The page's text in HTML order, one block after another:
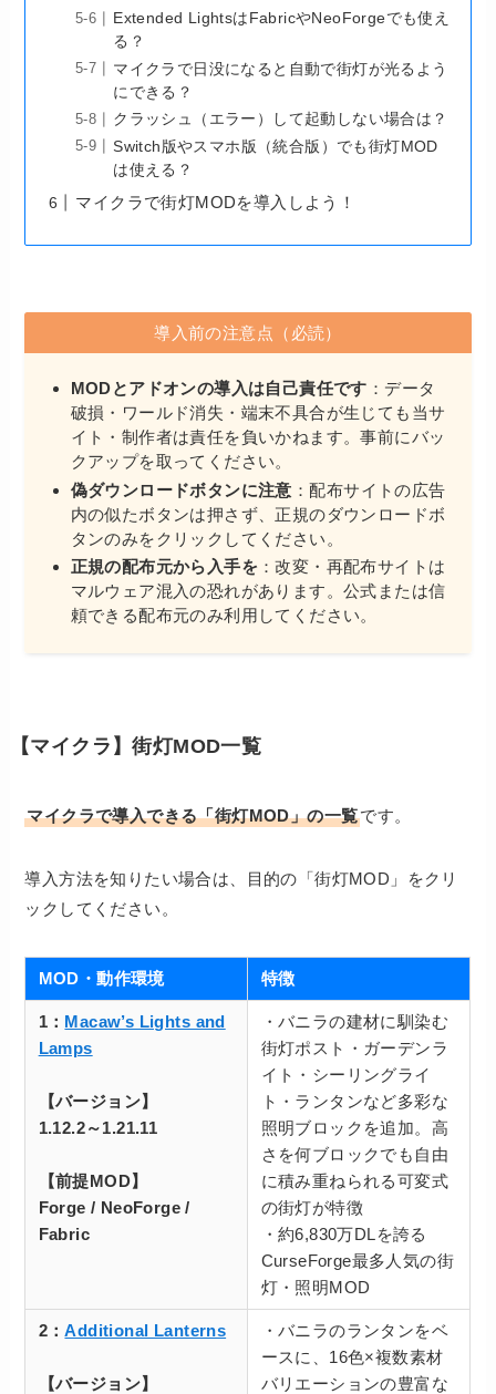
Extended LightsはFabricやNeoForgeでも使え
る？
マイクラで日没になると自動で街灯が光るよう
にできる？
クラッシュ（エラー）して起動しない場合は？
Switch版やスマホ版（統合版）でも街灯MOD
は使える？
マイクラで街灯MODを導入しよう！
導入前の注意点（必読）
MODとアドオンの導入は自己責任です ：データ
破損・ワールド消失・端末不具合が生じても当サ
イト・制作者は責任を負いかねます。事前にバッ
クアップを取ってください。
偽ダウンロードボタンに注意 ：配布サイトの広告
内の似たボタンは押さず、正規のダウンロードボ
タンのみをクリックしてください。
正規の配布元から入手を ：改変・再配布サイトは
マルウェア混入の恐れがあります。公式または信
頼できる配布元のみ利用してください。
【マイクラ】街灯MOD一覧
マイクラで導入できる「街灯MOD」の一覧です。
導入方法を知りたい場合は、目的の「街灯MOD」をクリ
ックしてください。
MOD・動作環境 特徴
1： Macaw’s Lights and
Lamps
【バージョン】
1.12.2～1.21.11
【前提MOD】
Forge / NeoForge /
Fabric
・バニラの建材に馴染む
街灯ポスト・ガーデンラ
イト・シーリングライ
ト・ランタンなど多彩な
照明ブロックを追加。高
さを何ブロックでも自由
に積み重ねられる可変式
の街灯が特徴
・約6,830万DLを誇る
CurseForge最多人気の街
灯・照明MOD
2：Additional Lanterns
【バージョン】
・バニラのランタンをベ
ースに、16色×複数素材
バリエーションの豊富な